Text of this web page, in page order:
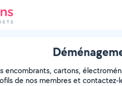
encombrants, cartons,
de nos membres et contactez-